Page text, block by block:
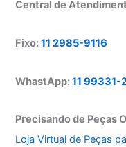
Central de
Fixo:11 2985-9116
WhastApp:11 99331-
Precisando de Peças
Loja Virtual de Peças